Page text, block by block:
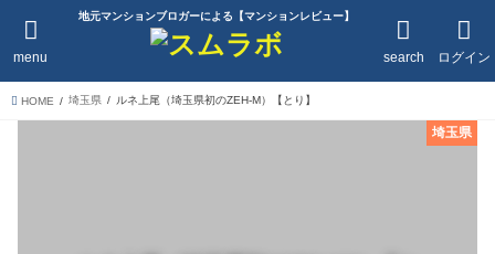
地元マンションブロガーによる【マンションレビュー】
ログイン
search
menu
HOME 埼玉県 ルネ上尾（埼玉県初のZEH-M）【とり】
埼玉県